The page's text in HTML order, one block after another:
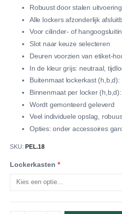
Robuust door stalen uitvoering
Alle lockers afzonderlijk
Voor cilinder- of
Slot naar keuze selecteren
Deuren voorzien van etiket-
In de kleur grijs: neutraal,
Buitenmaat lockerkast
Binnenmaat per locker
Wordt gemonteerd geleverd
Veel individuele opslag,
Opties: onder accessoires
SKU PEL.18
Lockerkasten